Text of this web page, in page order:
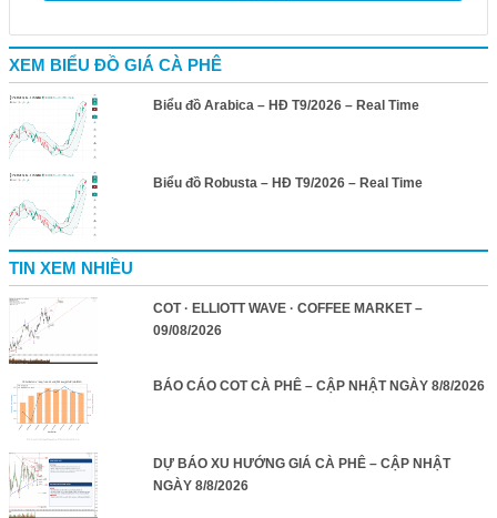
XEM BIỂU ĐỒ GIÁ CÀ PHÊ
Biểu đồ Arabica – HĐ T9/2026 – Real Time
Biểu đồ Robusta – HĐ T9/2026 – Real Time
TIN XEM NHIỀU
COT · ELLIOTT WAVE · COFFEE MARKET –
09/08/2026
BÁO CÁO COT CÀ PHÊ – CẬP NHẬT NGÀY 8/8/2026
DỰ BÁO XU HƯỚNG GIÁ CÀ PHÊ – CẬP NHẬT
NGÀY 8/8/2026